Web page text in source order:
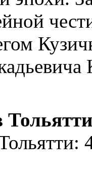
Тольятти